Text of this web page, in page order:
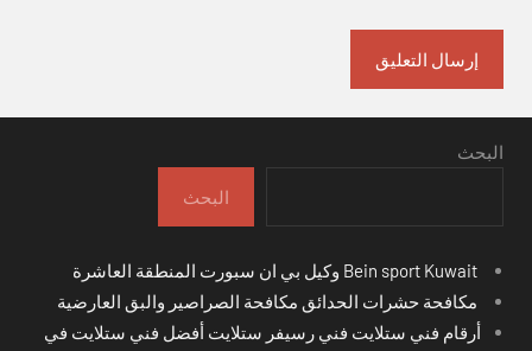
البحث
البحث
مكافحة حشرات الحدائق مكافحة الصراصير والبق العارضية
أرقام فني ستلايت فني رسيفر ستلايت أفضل فني ستلايت في